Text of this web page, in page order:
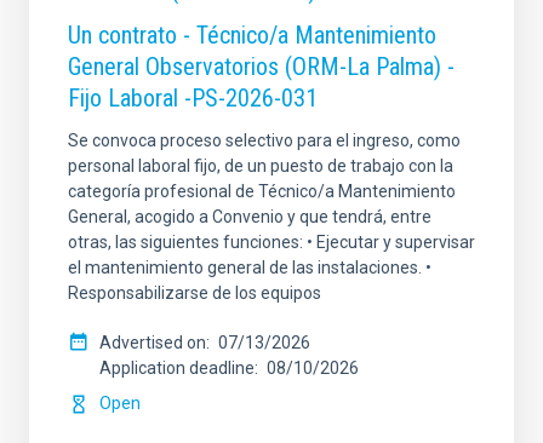
Un contrato - Técnico/a Mantenimiento
General Observatorios (ORM-La Palma) -
Fijo Laboral -PS-2026-031
Se convoca proceso selectivo para el ingreso, como
personal laboral fijo, de un puesto de trabajo con la
categoría profesional de Técnico/a Mantenimiento
General, acogido a Convenio y que tendrá, entre
otras, las siguientes funciones: • Ejecutar y supervisar
el mantenimiento general de las instalaciones. •
Responsabilizarse de los equipos
Advertised on
07/13/2026
Application deadline
08/10/2026
Open